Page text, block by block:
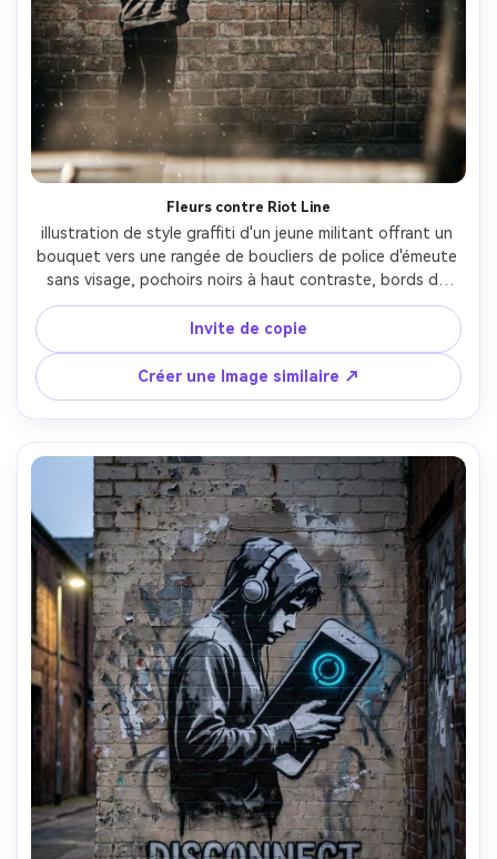
Fleurs contre Riot Line
illustration de style graffiti d'un jeune militant offrant un
bouquet vers une rangée de boucliers de police d'émeute
sans visage, pochoirs noirs à haut contraste, bords de
masque tranchants, un accent rose doux sur les fleurs
uniquement, mur en brique gravieux avec de vieux résidus
d'affiche, brume d'aérosol léger, gouttes de peinture
sous les figures, tension cinématographique, cadre
central fort avec beaucoup d'espace négatif, énergie
murale de protestation, objectif 85mm, profondeur de
champ peu profonde-AR 4:5
Invite de copie
Créer une Image similaire ↗